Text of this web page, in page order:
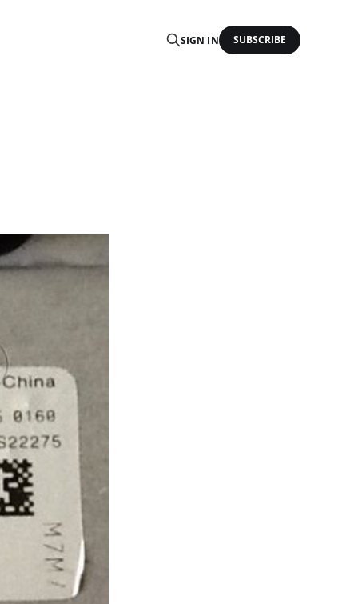
SIGN IN SUBSCRIBE